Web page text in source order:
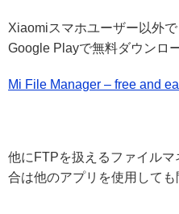
Xiaomiスマホユーザー以外
Google Playで無料ダウンロ
Mi File Manager – free and
他にFTPを扱えるファイル
合は他のアプリを使用しても